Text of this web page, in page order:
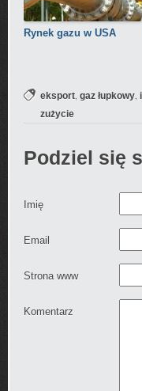
Rynek gazu w USA
eksport gaz łupkowy
zużycie
Podziel się
Imię
Email
Strona www
Komentarz